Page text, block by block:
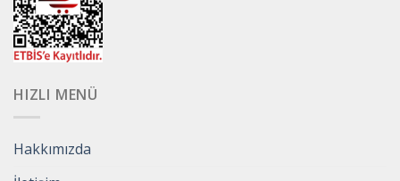
HIZLI MENÜ
Hakkımızda